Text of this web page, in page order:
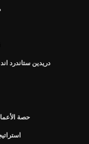
دريدين ستاندرد اند بورز 500
حصة